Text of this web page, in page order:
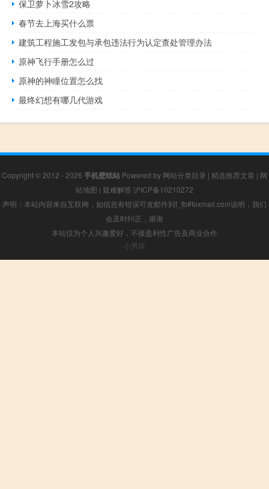
保卫萝卜冰雪2攻略
春节去上海买什么票
建筑工程施工发包与承包违法行为认定查处管理办法
原神飞行手册怎么过
原神的神瞳位置怎么找
最终幻想有哪几代游戏
Copyright © 2012 - 2026 手机壁纸站 Powered by 网站分类目录 | 精选推荐文章 | 网
站地图 | 疑难解答 沪ICP备10210272
声明：本站内容来自互联网，如信息有错误可发邮件到f_fb#foxmail.com说明，我们
会及时纠正，谢谢
本站仅为个人兴趣爱好，不接盈利性广告及商业合作
小男孩